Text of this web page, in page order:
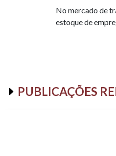
No mercado de
estoque de
PUBLICAÇÕES